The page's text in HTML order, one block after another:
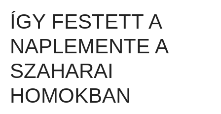
ÍGY FESTETT A
NAPLEMENTE A
SZAHARAI
HOMOKBAN